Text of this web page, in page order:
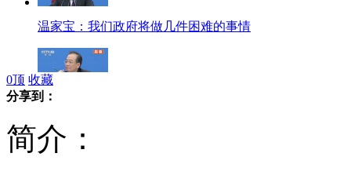
温家宝：我们政府将做几件困难的事情
0顶 收藏
分享到：
简介：